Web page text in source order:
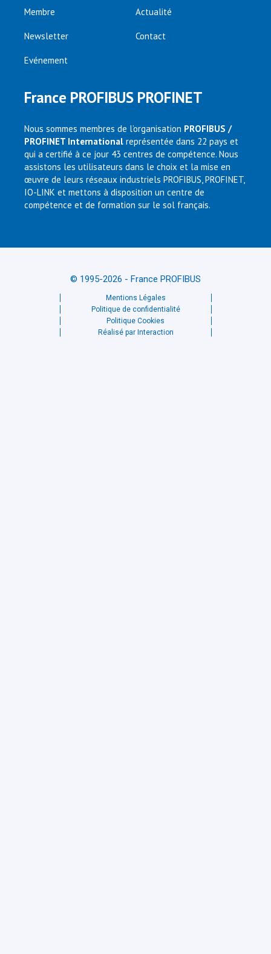
Membre Actualité
Newsletter Contact
Evénement
France PROFIBUS PROFINET
Nous sommes membres de l’organisation PROFIBUS /
PROFINET International représentée dans 22 pays et
qui a certifié à ce jour 43 centres de compétence. Nous
assistons les utilisateurs dans le choix et la mise en
œuvre de leurs réseaux industriels PROFIBUS, PROFINET,
IO-LINK et mettons à disposition un centre de
compétence et de formation sur le sol français.
© 1995-2026 - France PROFIBUS
Mentions Légales
Politique de confidentialité
Politique Cookies
Réalisé par Interaction